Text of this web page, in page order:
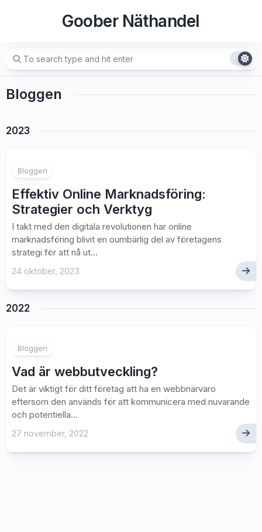
Goober Näthandel
Bloggen
2023
Bloggen
Effektiv Online Marknadsföring:
Strategier och Verktyg
I takt med den digitala revolutionen har online
marknadsföring blivit en oumbärlig del av företagens
strategi för att nå ut...
24 oktober, 2023
2022
Bloggen
Vad är webbutveckling?
Det är viktigt för ditt företag att ha en webbnärvaro
eftersom den används för att kommunicera med nuvarande
och potentiella...
27 november, 2022